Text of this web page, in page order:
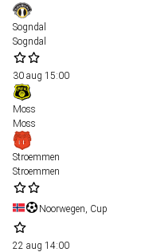
Sogndal
Sogndal
30 aug 15:00
Moss
Moss
Stroemmen
Stroemmen
Noorwegen, Cup
22 aug 14:00